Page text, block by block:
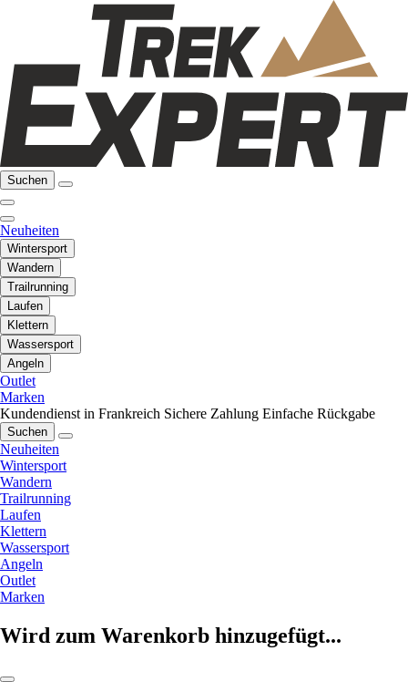
Suchen
Neuheiten
Wintersport
Wandern
Trailrunning
Laufen
Klettern
Wassersport
Angeln
Outlet
Marken
Kundendienst in Frankreich Sichere Zahlung Einfache Rückgabe
Suchen
Neuheiten
Wintersport
Wandern
Trailrunning
Laufen
Klettern
Wassersport
Angeln
Outlet
Marken
Wird zum Warenkorb hinzugefügt...